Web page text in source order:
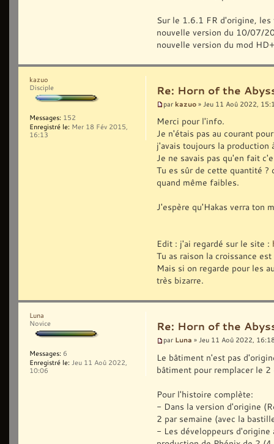
Sur le 1.6.1 FR d'origine,
nouvelle version du 10/07/
nouvelle version du mod
Re: Horn of the
par kazuo » Jeu 11 Aoû 2022,
Merci pour l'info.
Je n'étais pas au courant
j'avais toujours la production
Je ne savais pas qu'en fait
Tu es sûr de cette quantité ?
quand même faibles.
J'espère qu'Hakas verra ton
Edit : j'ai regardé sur le site :
Tu as raison la croissance
Mais si on regarde pour les
très bizarre.
kazuo
Disciple
Messages: 152
Enregistré le: Mer 18 Fév 2015,
16:13
Re: Horn of the
par Luna » Jeu 11 Aoû 2022,
Le bâtiment n'est pas
bâtiment pour remplacer le
Pour l'histoire complète:
- Dans la version d'origine
2 par semaine (avec la
- Les développeurs
Luna
Novice
Messages: 6
Enregistré le: Jeu 11 Aoû 2022,
10:06